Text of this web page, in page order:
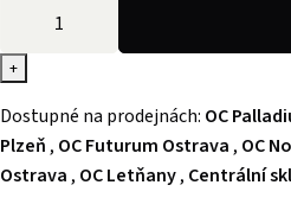
+
Dostupné na prodejnách: OC
Plzeň , OC Futurum Ostrava , OC
Ostrava , OC Letňany, Centrální